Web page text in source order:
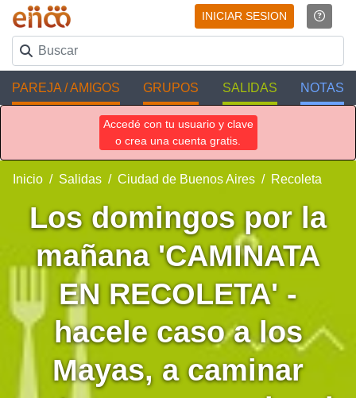
INICIAR SESION
PAREJA / AMIGOS GRUPOS SALIDAS NOTAS
Accedé con tu usuario y clave
o crea una cuenta gratis.
Inicio Salidas Ciudad de Buenos Aires Recoleta
Los domingos por la
mañana 'CAMINATA
EN RECOLETA' -
hacele caso a los
Mayas, a caminar